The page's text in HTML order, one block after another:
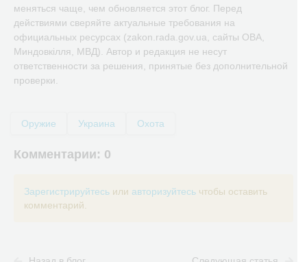
меняться чаще, чем обновляется этот блог. Перед
действиями сверяйте актуальные требования на
официальных ресурсах (zakon.rada.gov.ua, сайты ОВА,
Миндовкілля, МВД). Автор и редакция не несут
ответственности за решения, принятые без дополнительной
проверки.
Оружие Украина Охота
Комментарии: 0
Зарегистрируйтесь или авторизуйтесь чтобы оставить
комментарий.